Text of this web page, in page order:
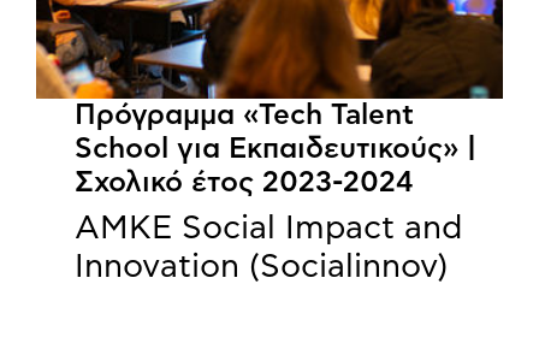
Πρόγραμμα «Tech Talent
School για Εκπαιδευτικούς» |
Σχολικό έτος 2023-2024
ΑΜΚΕ Social Impact and
Innovation (Socialinnov)